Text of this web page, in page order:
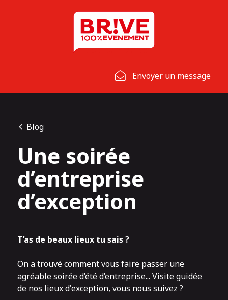
Envoyer un message
Blog
Une soirée
d’entreprise
d’exception
T’as de beaux lieux tu sais ?
On a trouvé comment vous faire passer une
agréable soirée d’été d’entreprise... Visite guidée
de nos lieux d'exception, vous nous suivez ?